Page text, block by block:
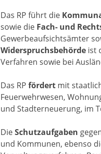
Das RP führt die
sowie die Fach- und
Gewerbeaufsichtsämter
Widerspruchsbehörde ist
Verfahren sowie bei
Das RP fördert mit
Feuerwehrwesen,
und Stadterneuerung, im
DieSchutzaufgaben
und Kommunen, ebenso